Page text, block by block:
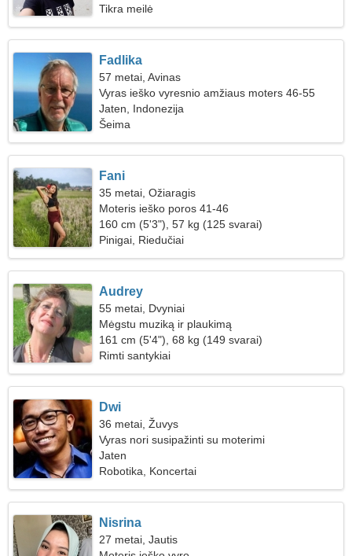
Tikra meilė
Fadlika
57 metai, Avinas
Vyras ieško vyresnio amžiaus moters 46-55
Jaten, Indonezija
Šeima
Fani
35 metai, Ožiaragis
Moteris ieško poros 41-46
160 cm (5'3"), 57 kg (125 svarai)
Pinigai, Riedučiai
Audrey
55 metai, Dvyniai
Mėgstu muziką ir plaukimą
161 cm (5'4"), 68 kg (149 svarai)
Rimti santykiai
Dwi
36 metai, Žuvys
Vyras nori susipažinti su moterimi
Jaten
Robotika, Koncertai
Nisrina
27 metai, Jautis